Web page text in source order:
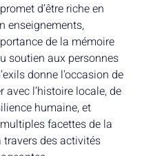
d’être riche en
enseignements,
de la mémoire
soutien aux personnes
donne l'occasion de
avec l’histoire locale, de
humaine, et
facettes de la
des activités